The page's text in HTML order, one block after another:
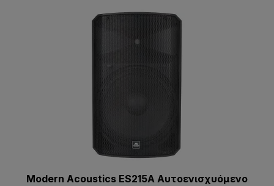
Modern Acoustics ES215A Αυτοενισχυόμενο